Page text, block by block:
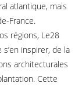
atlantique, mais
France.
régions, Le28
inspirer, de la
architecturales
Cette